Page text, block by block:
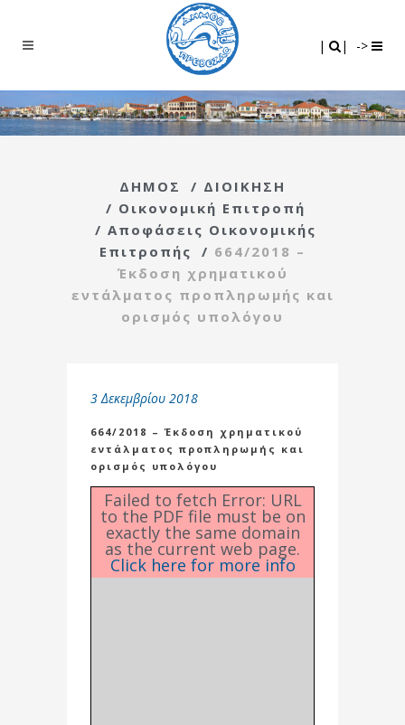
| | ->
ΔΗΜΟΣ / ΔΙΟΙΚΗΣΗ
/ Οικονομική Επιτροπή
/ Αποφάσεις Οικονομικής
Επιτροπής
/ 664/2018 –
Έκδοση χρηματικού
εντάλματος προπληρωμής και
ορισμός υπολόγου
3 Δεκεμβρίου 2018
664/2018 – Έκδοση χρηματικού
εντάλματος προπληρωμής και
ορισμός υπολόγου
Failed to fetch Error: URL
to the PDF file must be on
exactly the same domain
as the current web page.
Click here for more info